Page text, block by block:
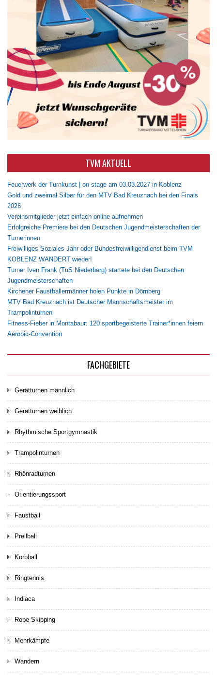
TVM AKTUELL
Feuerwerk der Turnkunst | on stage am 03.03.2027 in Koblenz
Gold und zweimal Silber für den MTV Bad Kreuznach bei den Finals
2026
Vereinsmitglieder jetzt einfach online aufnehmen
Erfolgreiche Premiere bei den Deutschen Jugendmeisterschaften der
Turnerinnen
Freiwilliges Soziales Jahr oder Bundesfreiwilligendienst beim TVM
KOBLENZ WANDERT wieder!
Turner Iven Frank (TuS Niederberg) startete bei den Deutschen
Jugendmeisterschaften
Kirchener Faustballermänner holen Punkte in Dörnberg
MTV Bad Kreuznach ist Deutscher Mannschaftsmeister im
Trampolinturnen
Fitness-Fieber in Montabaur: 120 sportbegeisterte Trainer*innen feiern
Aerobic-Convention
FACHGEBIETE
Gerätturnen männlich
Gerätturnen weiblich
Rhythmische Sportgymnastik
Trampolinturnen
Rhönradturnen
Orientierungssport
Faustball
Prellball
Korbball
Ringtennis
Indiaca
Rope Skipping
Mehrkämpfe
Wandern